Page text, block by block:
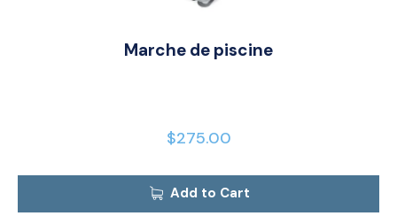
Marche de piscine
$275.00
Add to Cart